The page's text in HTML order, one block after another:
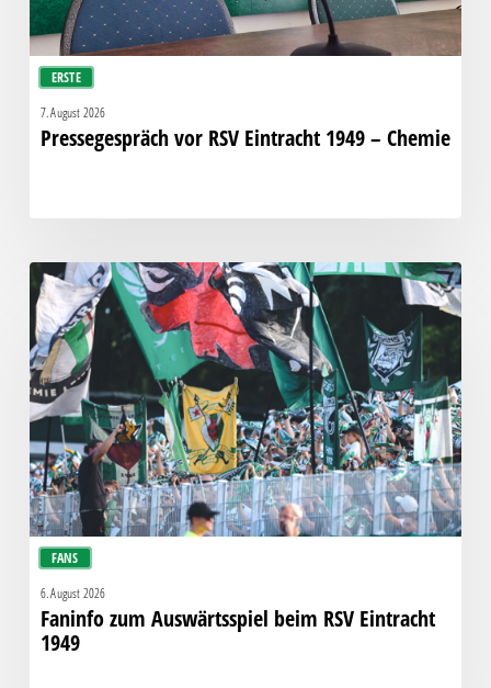
ERSTE
7. August 2026
Pressegespräch vor RSV Eintracht 1949 – Chemie
FANS
Faninfo
zum
Auswärtsspiel
beim
RSV
Eintracht
6. August 2026
Faninfo zum Auswärtsspiel beim RSV Eintracht
1949